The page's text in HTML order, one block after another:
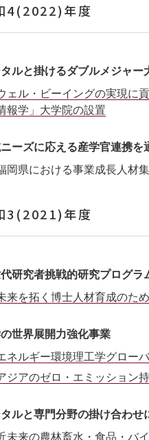
4(2022)年度
ルと掛けるダブルメジャ
ェル・ビーイングの実現に
報学」大学院の設置
ーズに応える産学官連携
岡県における事業成長人材
3(2021)年度
研究者挑戦的研究プログラ
来を拓く博士人材育成のた
世界展開力強化事業
ネルギー環境理工学グロー
ジアのゼロ・エミッション
ルと専門分野の掛け合わ
未来の農林畜水・食品・バ